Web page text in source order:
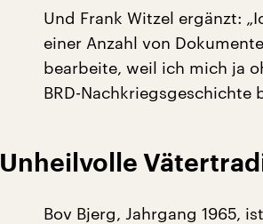
Und Frank Witzel ergänzt:
einer Anzahl von
bearbeite, weil ich mich ja
BRD-Nachkriegsgeschichte
Unheilvolle
Bov Bjerg, Jahrgang 1965,